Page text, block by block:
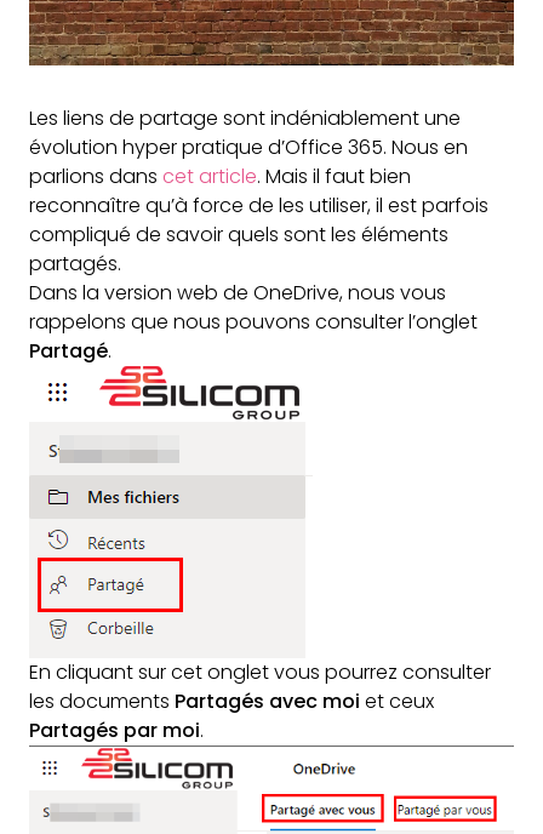
Les liens de partage sont indéniablement une
évolution hyper pratique d’Office 365. Nous en
parlions dans cet article. Mais il faut bien
reconnaître qu’à force de les utiliser, il est parfois
compliqué de savoir quels sont les éléments
partagés.
Dans la version web de OneDrive, nous vous
rappelons que nous pouvons consulter l’onglet
Partagé.
En cliquant sur cet onglet vous pourrez consulter
les documents Partagés avec moi et ceux
Partagés par moi.